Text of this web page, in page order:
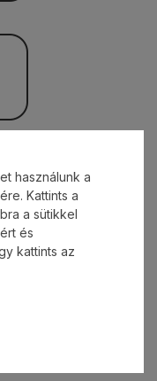
használunk a
Kattints a
a sütikkel
és
kattints az